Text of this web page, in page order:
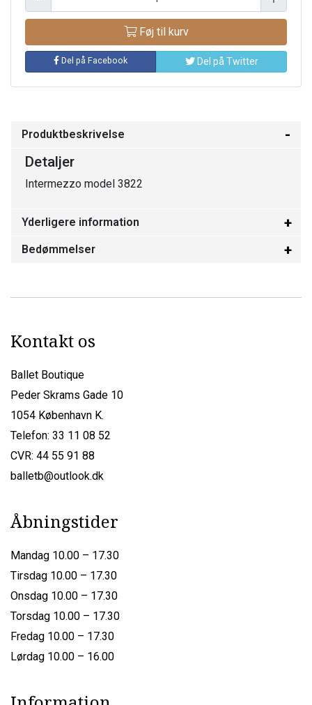
Føj til kurv
Del på Facebook Del på Twitter
Produktbeskrivelse
Detaljer
Intermezzo model 3822
Yderligere information
Bedømmelser
Kontakt os
Ballet Boutique
Peder Skrams Gade 10
1054 København K.
Telefon: 33 11 08 52
CVR: 44 55 91 88
balletb@outlook.dk
Åbningstider
Mandag 10.00 – 17.30
Tirsdag 10.00 – 17.30
Onsdag 10.00 – 17.30
Torsdag 10.00 – 17.30
Fredag 10.00 – 17.30
Lørdag 10.00 – 16.00